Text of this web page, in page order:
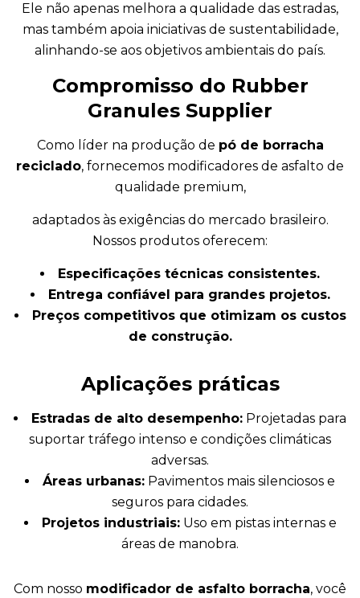
Ele não apenas melhora a qualidade das estradas,
mas também apoia iniciativas de sustentabilidade,
alinhando-se aos objetivos ambientais do país.
Compromisso do Rubber
Granules Supplier
Como líder na produção de pó de borracha
reciclado, fornecemos modificadores de asfalto de
qualidade premium,
adaptados às exigências do mercado brasileiro.
Nossos produtos oferecem:
Especificações técnicas consistentes.
Entrega confiável para grandes projetos.
Preços competitivos que otimizam os custos
de construção.
Aplicações práticas
Estradas de alto desempenho: Projetadas para
suportar tráfego intenso e condições climáticas
adversas.
Áreas urbanas: Pavimentos mais silenciosos e
seguros para cidades.
Projetos industriais:Uso em pistas internas e
áreas de manobra.
Com nosso modificador de asfalto borracha, você